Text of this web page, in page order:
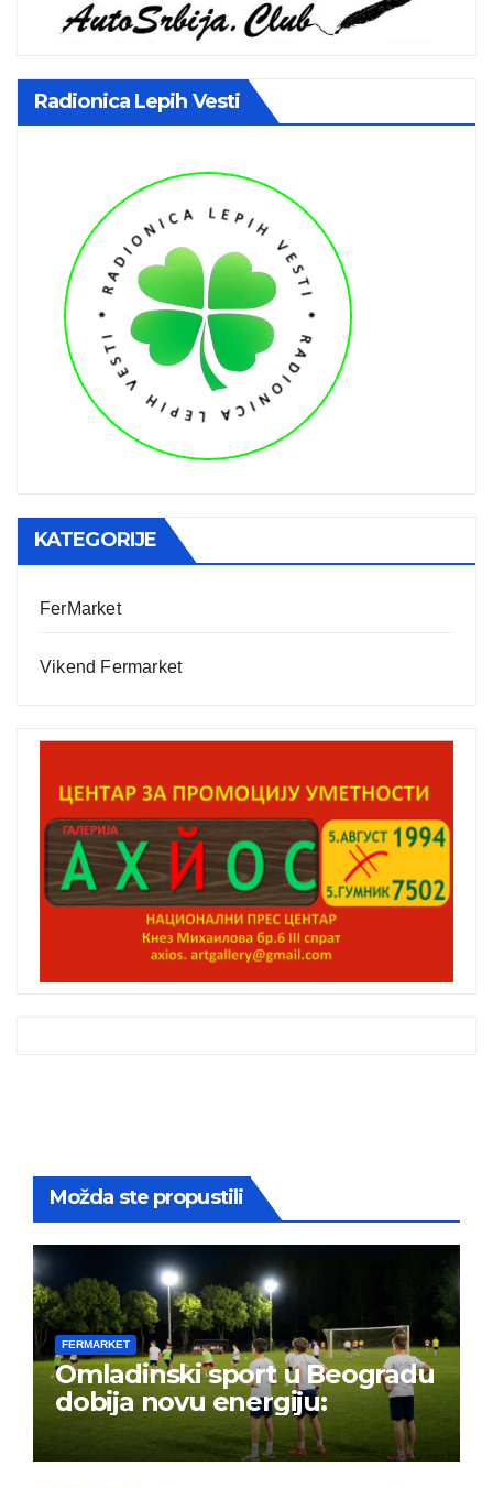
Radionica Lepih Vesti
KATEGORIJE
FerMarket
Vikend Fermarket
Možda ste propustili
FERMARKET
Omladinski sport u Beogradu
dobija novu energiju: